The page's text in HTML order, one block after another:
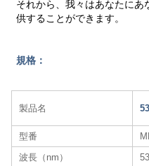
それから、我々はあなたにあ
供することができます。
規格：
製品名
型番
波長（nm）